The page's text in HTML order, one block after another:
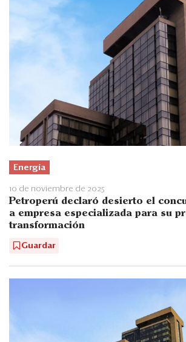
Energía
10 de noviembre de 2025
Petroperú declaró desierto el
a empresa especializada para su
transformación
Guardar